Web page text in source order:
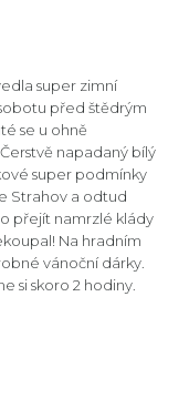
super zimní
před štědrým
se u ohně
napadaný bílý
super podmínky
Strahov a odtud
přejít namrzlé klády
Na hradním
vánoční dárky.
si skoro 2 hodiny.